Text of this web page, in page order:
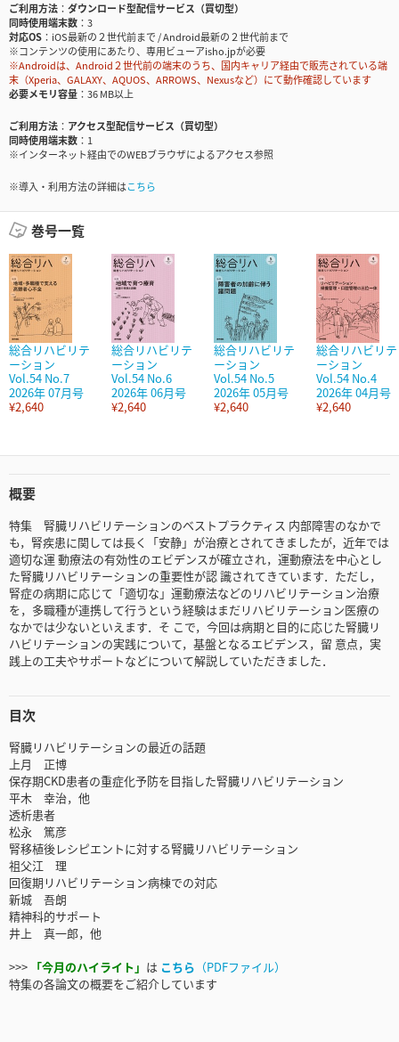
ご利用方法
ダウンロード型配信サービス（買切型）
同時使用端末数
3
対応OS
iOS最新の２世代前まで / Android最新の２世代前まで
※コンテンツの使用にあたり、専用ビューアisho.jpが必要
※Androidは、Android２世代前の端末のうち、国内キャリア経由で販売されている端
末（Xperia、GALAXY、AQUOS、ARROWS、Nexusなど）にて動作確認しています
必要メモリ容量
36 MB以上
ご利用方法
アクセス型配信サービス（買切型）
同時使用端末数
1
※インターネット経由でのWEBブラウザによるアクセス参照
※導入・利用方法の詳細はこちら
巻号一覧
総合リハビリテ
ーション
Vol.54 No.7
2026年 07月号
¥2,640
総合リハビリテ
ーション
Vol.54 No.6
2026年 06月号
¥2,640
総合リハビリテ
ーション
Vol.54 No.5
2026年 05月号
¥2,640
総合リハビリテ
ーション
Vol.54 No.4
2026年 04月号
¥2,640
概要
特集 腎臓リハビリテーションのベストプラクティス 内部障害のなかで
も，腎疾患に関しては長く「安静」が治療とされてきましたが，近年では
適切な運 動療法の有効性のエビデンスが確立され，運動療法を中心とし
た腎臓リハビリテーションの重要性が認 識されてきています．ただし，
腎症の病期に応じて「適切な」運動療法などのリハビリテーション治療
を，多職種が連携して行うという経験はまだリハビリテーション医療の
なかでは少ないといえます．そ こで，今回は病期と目的に応じた腎臓リ
ハビリテーションの実践について，基盤となるエビデンス，留 意点，実
践上の工夫やサポートなどについて解説していただきました．
目次
腎臓リハビリテーションの最近の話題
上月 正博
保存期CKD患者の重症化予防を目指した腎臓リハビリテーション
平木 幸治，他
透析患者
松永 篤彦
腎移植後レシピエントに対する腎臓リハビリテーション
祖父江 理
回復期リハビリテーション病棟での対応
新城 吾朗
精神科的サポート
井上 真一郎，他
>>> 「今月のハイライト」 は こちら （PDFファイル）
特集の各論文の概要をご紹介しています